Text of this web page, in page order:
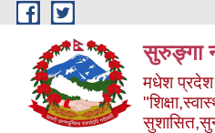
Skip to main content
सुरुङ्‍गा
मधेश प्रदेश